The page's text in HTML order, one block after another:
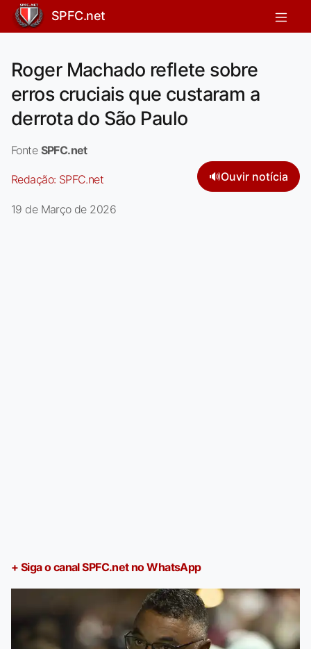
SPFC.net
Roger Machado reflete sobre
erros cruciais que custaram a
derrota do São Paulo
Fonte SPFC.net
Redação: SPFC.net 🔊Ouvir notícia
19 de Março de 2026
+ Siga o canal SPFC.net no WhatsApp